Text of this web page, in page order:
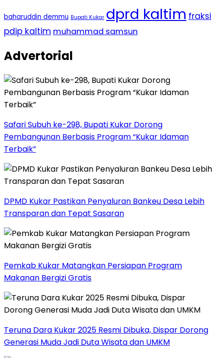
baharuddin demmu Bupati Kukar dprd kaltim fraksi
pdip kaltim muhammad samsun
Advertorial
Safari Subuh ke-298, Bupati Kukar Dorong
Pembangunan Berbasis Program “Kukar Idaman
Terbaik”
DPMD Kukar Pastikan Penyaluran Bankeu Desa Lebih
Transparan dan Tepat Sasaran
Pemkab Kukar Matangkan Persiapan Program
Makanan Bergizi Gratis
Teruna Dara Kukar 2025 Resmi Dibuka, Dispar Dorong
Generasi Muda Jadi Duta Wisata dan UMKM